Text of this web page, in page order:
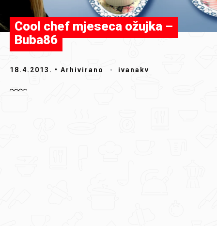
Cool chef mjeseca ožujka –
Buba86
18.4.2013. • Arhivirano ivanakv